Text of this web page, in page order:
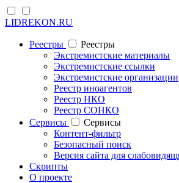
LIDREKON.RU
Реестры
Реестры
Экстремистские материалы
Экстремистские ссылки
Экстремистские организации
Реестр иноагентов
Реестр НКО
Реестр СОНКО
Cервисы
Cервисы
Контент-фильтр
Безопасный поиск
Версия сайта для
Скрипты
О проекте